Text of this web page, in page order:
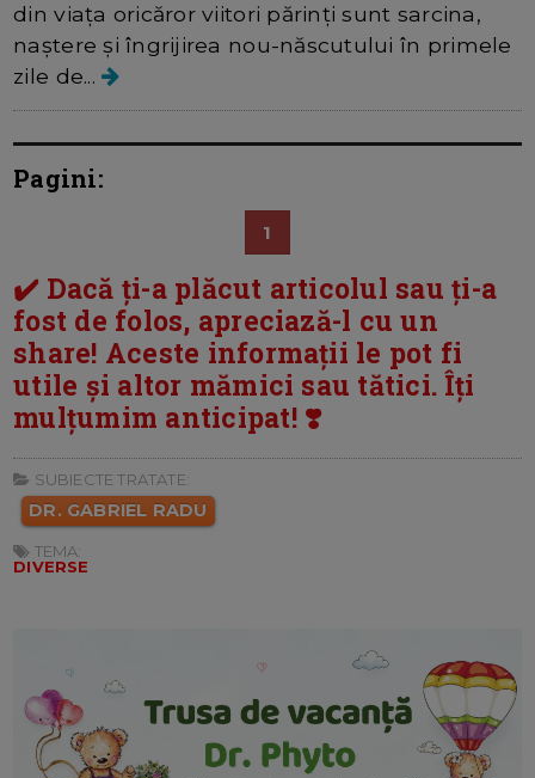
din viața oricăror viitori părinți sunt sarcina,
naștere și îngrijirea nou-născutului în primele
zile de...
Pagini:
1
✔️ Dacă ți-a plăcut articolul sau ți-a
fost de folos, apreciază-l cu un
share! Aceste informații le pot fi
utile și altor mămici sau tătici. Îți
mulțumim anticipat! ❣️
SUBIECTE TRATATE:
DR. GABRIEL RADU
TEMA:
DIVERSE